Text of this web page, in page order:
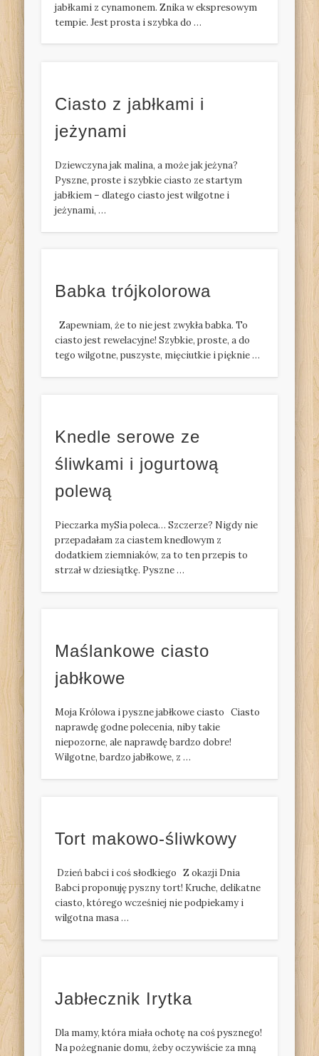
jabłkami z cynamonem. Znika w ekspresowym
tempie. Jest prosta i szybka do …
Ciasto z jabłkami i
jeżynami
Dziewczyna jak malina, a może jak jeżyna?
Pyszne, proste i szybkie ciasto ze startym
jabłkiem – dlatego ciasto jest wilgotne i
jeżynami, …
Babka trójkolorowa
Zapewniam, że to nie jest zwykła babka. To
ciasto jest rewelacyjne! Szybkie, proste, a do
tego wilgotne, puszyste, mięciutkie i pięknie …
Knedle serowe ze
śliwkami i jogurtową
polewą
Pieczarka mySia poleca… Szczerze? Nigdy nie
przepadałam za ciastem knedlowym z
dodatkiem ziemniaków, za to ten przepis to
strzał w dziesiątkę. Pyszne …
Maślankowe ciasto
jabłkowe
Moja Królowa i pyszne jabłkowe ciasto Ciasto
naprawdę godne polecenia, niby takie
niepozorne, ale naprawdę bardzo dobre!
Wilgotne, bardzo jabłkowe, z …
Tort makowo-śliwkowy
Dzień babci i coś słodkiego Z okazji Dnia
Babci proponuję pyszny tort! Kruche, delikatne
ciasto, którego wcześniej nie podpiekamy i
wilgotna masa …
Jabłecznik Irytka
Dla mamy, która miała ochotę na coś pysznego!
Na pożegnanie domu, żeby oczywiście za mną